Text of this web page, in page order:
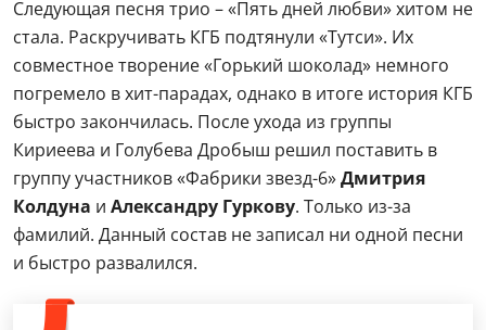
Следующая песня трио – «Пять дней любви» хитом не
стала. Раскручивать КГБ подтянули «Тутси». Их
совместное творение «Горький шоколад» немного
погремело в хит-парадах, однако в итоге история КГБ
быстро закончилась. После ухода из группы
Кириеева и Голубева Дробыш решил поставить в
группу участников «Фабрики звезд-6»Дмитрия
Колдуна и Александру Гуркову. Только из-за
фамилий. Данный состав не записал ни одной песни
и быстро развалился.